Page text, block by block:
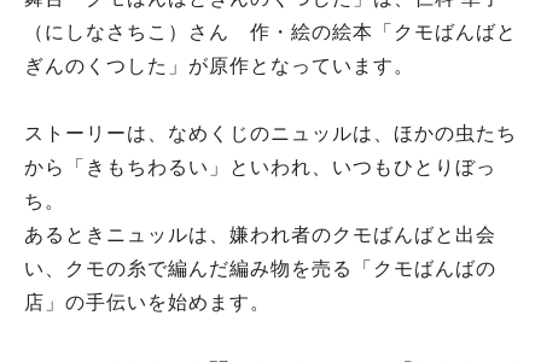
（にしなさちこ）さん 作・絵の絵本「クモばんばと
ぎんのくつした」が原作となっています。
ストーリーは、なめくじのニュッルは、ほかの虫たち
から「きもちわるい」といわれ、いつもひとりぼっ
ち。
あるときニュッルは、嫌われ者のクモばんばと出会
い、クモの糸で編んだ編み物を売る「クモばんばの
店」の手伝いを始めます。